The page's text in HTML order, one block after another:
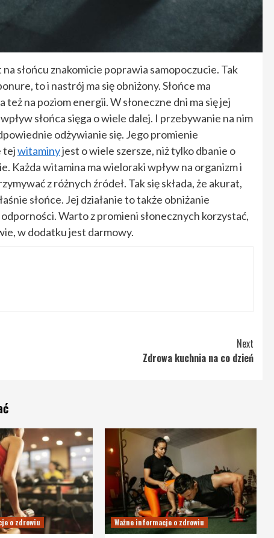
słońcu znakomicie poprawia samopoczucie. Tak
to i nastrój ma się obniżony. Słońce ma
na poziom energii. W słoneczne dni ma się jej
słońca sięga o wiele dalej. I przebywanie na nim
odżywianie się. Jego promienie
tejwitaminyjest o wiele szersze, niż tylko dbanie o
Każda witamina ma wieloraki wpływ na organizm i
z różnych źródeł. Tak się składa, że akurat,
słońce. Jej działanie to także obniżanie
Warto z promieni słonecznych korzystać,
w dodatku jest darmowy.
Next
Zdrowa kuchnia na co dzień
o zdrowiu Ważne informacje o zdrowiu